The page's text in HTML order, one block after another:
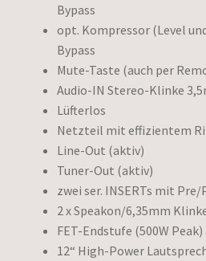
Bypass
opt. Kompressor (Level
Bypass
Mute-Taste (auch per
Audio-IN Stereo-Klinke
Lüfterlos
Netzteil mit effizientem
Line-Out (aktiv)
Tuner-Out (aktiv)
zwei ser. INSERTs mit Pre/
2 x Speakon/6,35mm
FET-Endstufe (500W
12“ High-Power